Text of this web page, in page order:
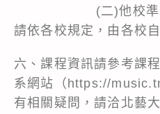
(二)他校準大一
請依各校規定，由各校
六、課程資訊請參考課
系網站（https://
有相關疑問，請洽北藝